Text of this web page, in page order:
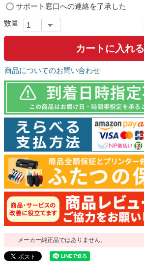
サポート窓口への連絡を了承した
カートに入れる
商品についてのお問い合わせ
メーカー純正品ではありません。